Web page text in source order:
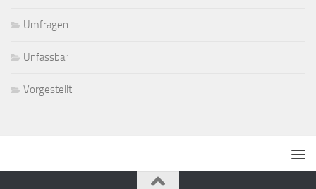
Umfragen
Unfassbar
Vorgestellt